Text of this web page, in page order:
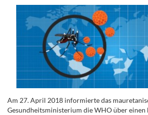
Am 27. April 2018 informierte das
Gesundheitsministerium die WHO über einen